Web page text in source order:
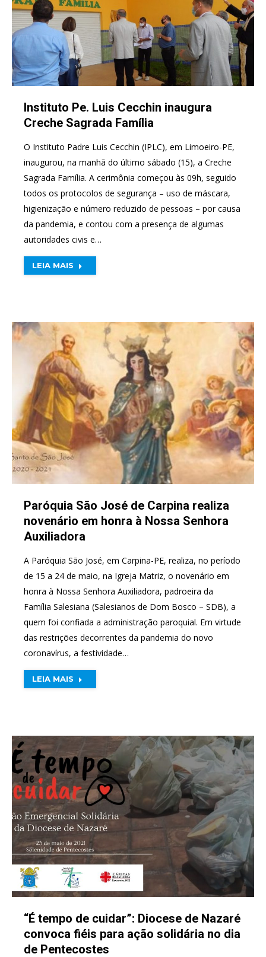
Instituto Pe. Luis Cecchin inaugura
Creche Sagrada Família
O Instituto Padre Luis Cecchin (IPLC), em Limoeiro-PE,
inaugurou, na manhã do último sábado (15), a Creche
Sagrada Família. A cerimônia começou às 09h, seguido
todos os protocolos de segurança – uso de máscara,
higienização e número reduzido de pessoas – por causa
da pandemia, e contou com a presença de algumas
autoridades civis e…
LEIA MAIS
Paróquia São José de Carpina realiza
novenário em honra à Nossa Senhora
Auxiliadora
A Paróquia São José, em Carpina-PE, realiza, no período
de 15 a 24 de maio, na Igreja Matriz, o novenário em
honra à Nossa Senhora Auxiliadora, padroeira da
Família Salesiana (Salesianos de Dom Bosco – SDB), a
quem foi confiada a administração paroquial. Em virtude
das restrições decorrentes da pandemia do novo
coronavírus, a festividade…
LEIA MAIS
“É tempo de cuidar”: Diocese de Nazaré
convoca fiéis para ação solidária no dia
de Pentecostes